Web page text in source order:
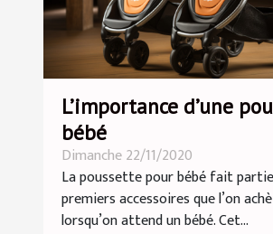
L’importance d’une
bébé
Dimanche 22/11/2020
La poussette pour bébé fait
premiers accessoires que l’on
lorsqu’on attend un bébé. Cet...